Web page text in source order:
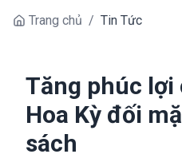
Trang chủ / Tin Tức
Tăng phúc lợi
Hoa Kỳ đối
sách